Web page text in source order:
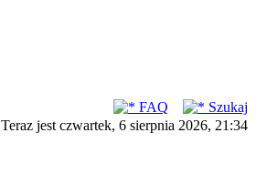
FAQ
Szukaj
Teraz jest czwartek, 6 sierpnia 2026, 21:34